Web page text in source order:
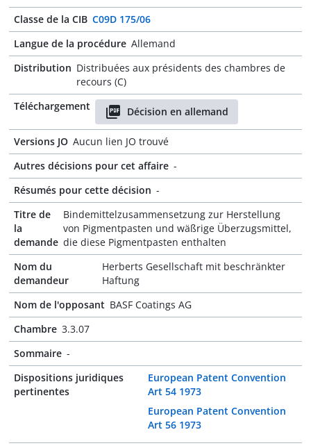
Classe de la CIB C09D 175/06
Langue de la procédure Allemand
Distribution Distribuées aux présidents des chambres de
recours (C)
Téléchargement
Décision en allemand
Versions JO Aucun lien JO trouvé
Autres décisions pour cet affaire -
Résumés pour cette décision -
Titre de
la
demande
Bindemittelzusammensetzung zur Herstellung
von Pigmentpasten und wäßrige Überzugsmittel,
die diese Pigmentpasten enthalten
Nom du
demandeur
Herberts Gesellschaft mit beschränkter
Haftung
Nom de l'opposant BASF Coatings AG
Chambre 3.3.07
Sommaire -
Dispositions juridiques
pertinentes
European Patent Convention
Art 54 1973
European Patent Convention
Art 56 1973